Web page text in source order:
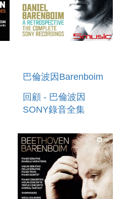
巴倫波因Barenboim
回顧 - 巴倫波因
SONY錄音全集
RETROSPECTIVE -
THE COMPLETE
SONY
RECORDINGS
(43CD+3DVD)